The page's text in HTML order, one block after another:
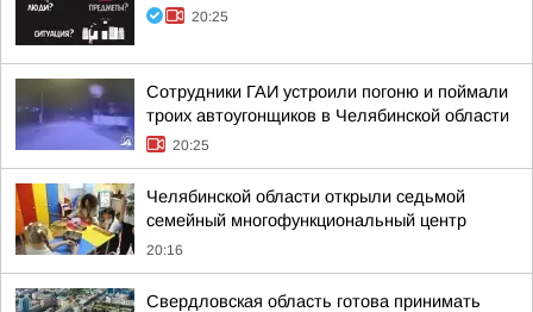
20:25
Сотрудники ГАИ устроили погоню и поймали
троих автоугонщиков в Челябинской области
20:25
Челябинской области открыли седьмой
семейный многофункциональный центр
20:16
Свердловская область готова принимать